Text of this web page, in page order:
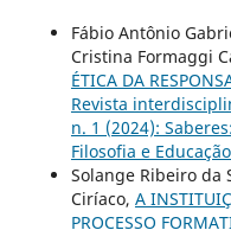
Fábio Antônio
Cristina Formaggi
ÉTICA DA
Revista
n. 1 (2024):
Filosofia e
Solange Ribeiro da
Ciríaco, A
PROCESSO